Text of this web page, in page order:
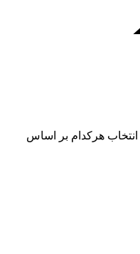
انتخاب هرکدام بر اساس